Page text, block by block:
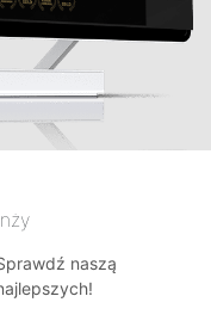
naszą